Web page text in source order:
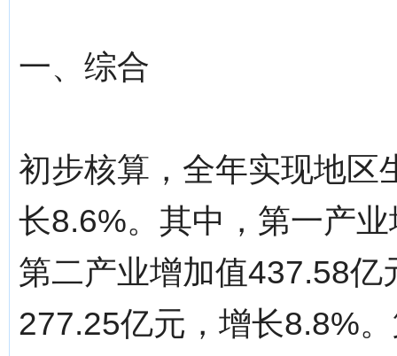
一、综合
初步核算，全年实现地区
长8.6%。其中，第一产
第二产业增加值437.58
277.25亿元，增长8.8%